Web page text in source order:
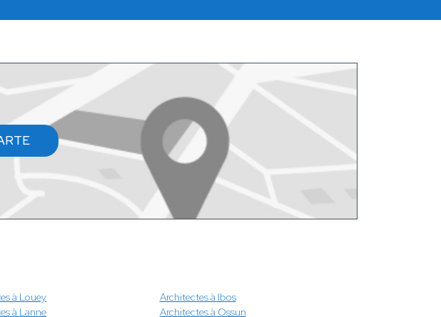
à Louey
Architectes à Ibos
à Lanne Architectes à Ossun